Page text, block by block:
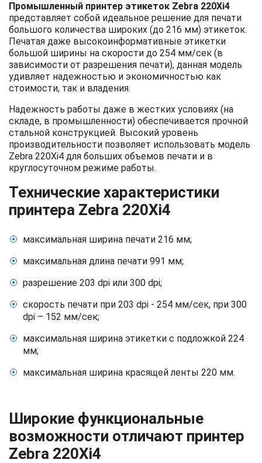
Промышленный принтер этикеток Zebra 220Xi4
представляет собой идеальное решение для печати
большого количества широких (до 216 мм) этикеток.
Печатая даже высокоинформативные этикетки
большой ширины на скорости до 254 мм/сек (в
зависимости от разрешения печати), данная модель
удивляет надежностью и экономичностью как
стоимости, так и владения.
Надежность работы даже в жестких условиях (на
складе, в промышленности) обеспечивается прочной
стальной конструкцией. Высокий уровень
производительности позволяет использовать модель
Zebra 220Xi4 для больших объемов печати и в
круглосуточном режиме работы.
Технические характеристики
принтера Zebra 220Xi4
максимальная ширина печати 216 мм;
максимальная длина печати 991 мм;
разрешение 203 dpi или 300 dpi;
скорость печати при 203 dpi - 254 мм/сек, при 300
dpi – 152 мм/сек;
максимальная ширина этикетки с подложкой 224
мм;
максимальная ширина красящей ленты 220 мм.
Широкие функциональные
возможности отличают принтер
Zebra 220Xi4